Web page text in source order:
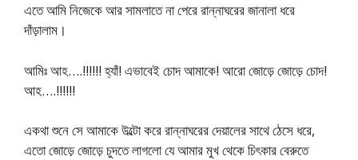
এতে আমি নিজেকে আর সামলাতে না পেরে রান্নাঘরের জানালা ধরে
দাঁড়ালাম।
আমিঃ আহ….!!!!!! হ্যাঁ! এভাবেই চোদ আমাকে! আরো জোড়ে জোড়ে চোদ!
আহ….!!!!!!
একথা শুনে সে আমাকে উল্টো করে রান্নাঘরের দেয়ালের সাথে ঠেসে ধরে,
এতো জোড়ে জোড়ে চুদতে লাগলো যে আমার মুখ থেকে চিৎকার বেরুতে